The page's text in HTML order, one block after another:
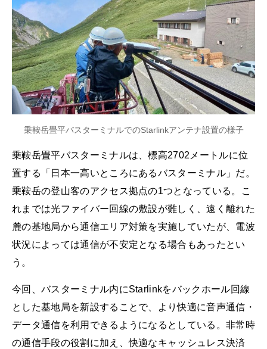
乗鞍岳畳平バスターミナルでのStarlinkアンテナ設置の様子
乗鞍岳畳平バスターミナルは、標高2702メートルに位
置する「日本一高いところにあるバスターミナル」だ。
乗鞍岳の登山客のアクセス拠点の1つとなっている。こ
れまでは光ファイバー回線の敷設が難しく、遠く離れた
麓の基地局から通信エリア対策を実施していたが、電波
状況によっては通信が不安定となる場合もあったとい
う。
今回、バスターミナル内にStarlinkをバックホール回線
とした基地局を新設することで、より快適に音声通信・
データ通信を利用できるようになるとしている。非常時
の通信手段の役割に加え、快適なキャッシュレス決済